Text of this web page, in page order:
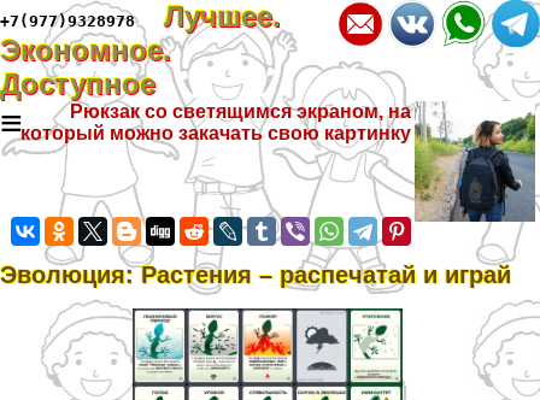
+7(977)9328978
Лучшее.
Экономное.
Доступное
≡
Рюкзак со светящимся экраном, на
который можно закачать свою картинку
Эволюция: Растения – распечатай и играй